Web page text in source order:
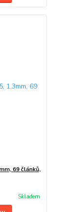
69 článků,
Skladem